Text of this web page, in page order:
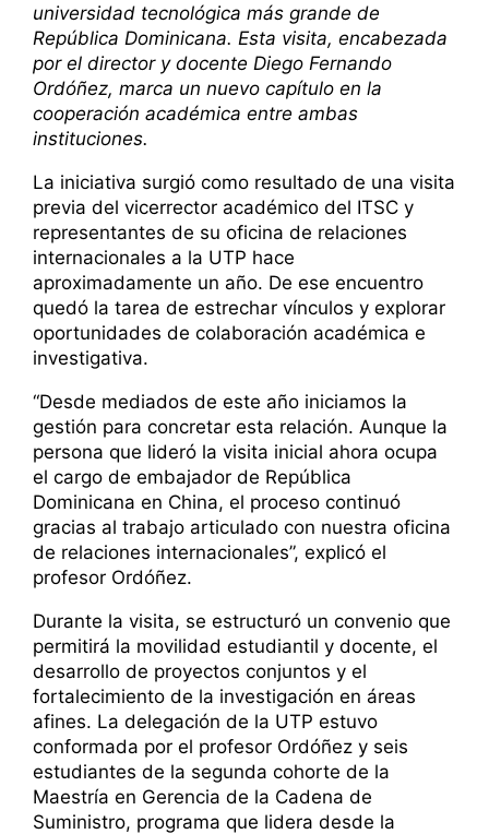
universidad tecnológica más grande de
República Dominicana. Esta visita, encabezada
por el director y docente Diego Fernando
Ordóñez, marca un nuevo capítulo en la
cooperación académica entre ambas
instituciones.
La iniciativa surgió como resultado de una visita
previa del vicerrector académico del ITSC y
representantes de su oficina de relaciones
internacionales a la UTP hace
aproximadamente un año. De ese encuentro
quedó la tarea de estrechar vínculos y explorar
oportunidades de colaboración académica e
investigativa.
“Desde mediados de este año iniciamos la
gestión para concretar esta relación. Aunque la
persona que lideró la visita inicial ahora ocupa
el cargo de embajador de República
Dominicana en China, el proceso continuó
gracias al trabajo articulado con nuestra oficina
de relaciones internacionales”, explicó el
profesor Ordóñez.
Durante la visita, se estructuró un convenio que
permitirá la movilidad estudiantil y docente, el
desarrollo de proyectos conjuntos y el
fortalecimiento de la investigación en áreas
afines. La delegación de la UTP estuvo
conformada por el profesor Ordóñez y seis
estudiantes de la segunda cohorte de la
Maestría en Gerencia de la Cadena de
Suministro, programa que lidera desde la